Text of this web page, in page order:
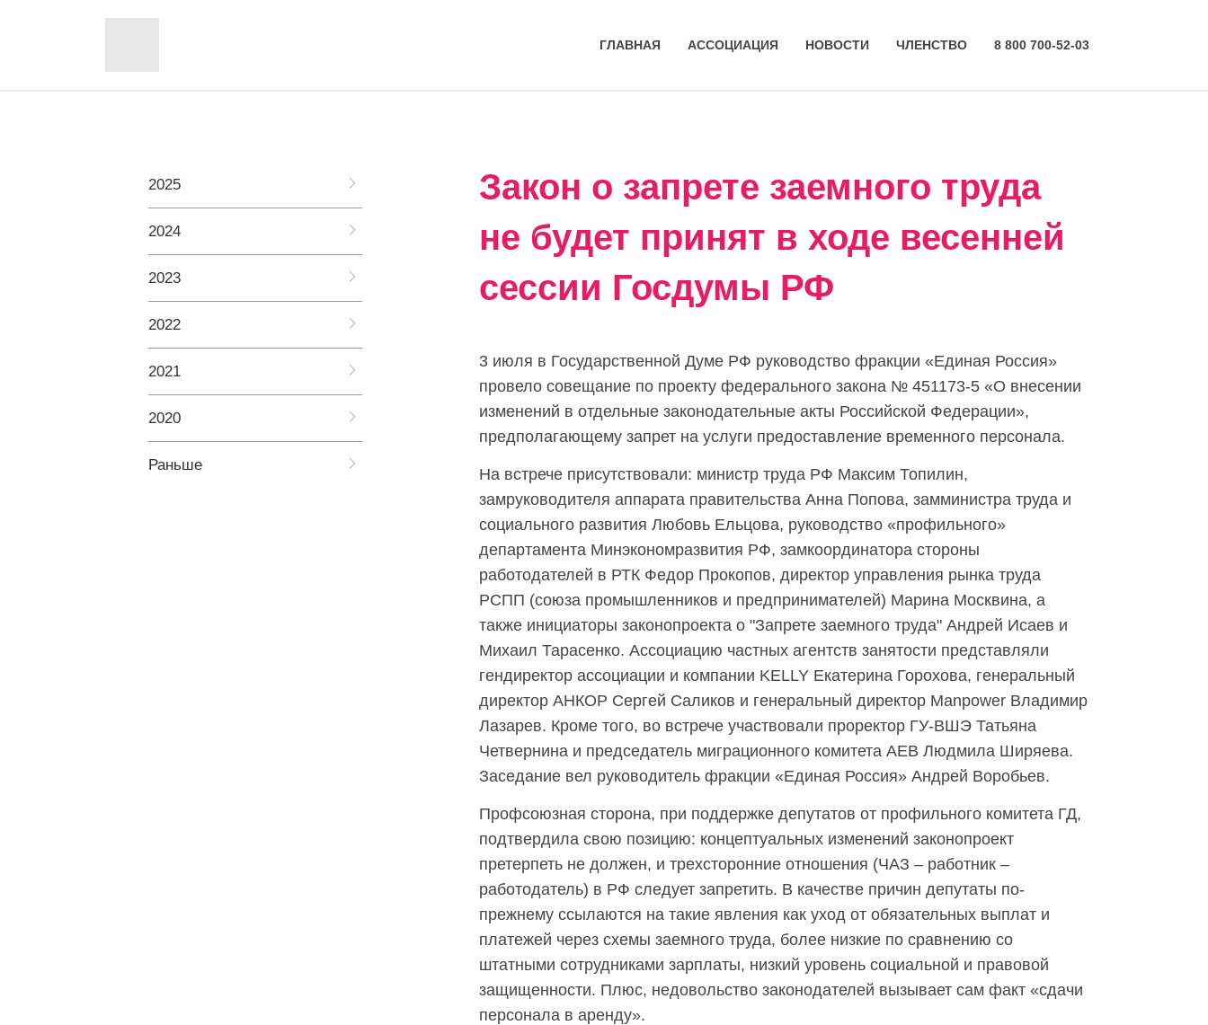
ГЛАВНАЯ АССОЦИАЦИЯ НОВОСТИ ЧЛЕНСТВО 8 800 700-52-03
2025
2024
2023
2022
2021
2020
Раньше
Закон о запрете заемного труда
не будет принят в ходе весенней
сессии Госдумы РФ
3 июля в Государственной Думе РФ руководство фракции «Единая Россия»
провело совещание по проекту федерального закона № 451173-5 «О внесении
изменений в отдельные законодательные акты Российской Федерации»,
предполагающему запрет на услуги предоставление временного персонала.
На встрече присутствовали: министр труда РФ Максим Топилин,
замруководителя аппарата правительства Анна Попова, замминистра труда и
социального развития Любовь Ельцова, руководство «профильного»
департамента Минэкономразвития РФ, замкоординатора стороны
работодателей в РТК Федор Прокопов, директор управления рынка труда
РСПП (союза промышленников и предпринимателей) Марина Москвина, а
также инициаторы законопроекта о "Запрете заемного труда" Андрей Исаев и
Михаил Тарасенко. Ассоциацию частных агентств занятости представляли
гендиректор ассоциации и компании KELLY Екатерина Горохова, генеральный
директор АНКОР Сергей Саликов и генеральный директор Manpower Владимир
Лазарев. Кроме того, во встрече участвовали проректор ГУ-ВШЭ Татьяна
Четвернина и председатель миграционного комитета AEB Людмила Ширяева.
Заседание вел руководитель фракции «Единая Россия» Андрей Воробьев.
Профсоюзная сторона, при поддержке депутатов от профильного комитета ГД,
подтвердила свою позицию: концептуальных изменений законопроект
претерпеть не должен, и трехсторонние отношения (ЧАЗ – работник –
работодатель) в РФ следует запретить. В качестве причин депутаты по-
прежнему ссылаются на такие явления как уход от обязательных выплат и
платежей через схемы заемного труда, более низкие по сравнению со
штатными сотрудниками зарплаты, низкий уровень социальной и правовой
защищенности. Плюс, недовольство законодателей вызывает сам факт «сдачи
персонала в аренду».